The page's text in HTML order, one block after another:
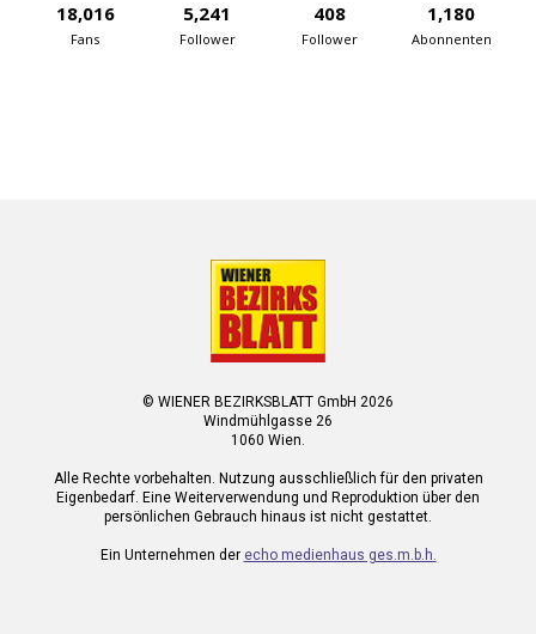
18,016
Fans
5,241
Follower
408
Follower
1,180
Abonnenten
© WIENER BEZIRKSBLATT GmbH 2026
Windmühlgasse 26
1060 Wien.
Alle Rechte vorbehalten. Nutzung ausschließlich für den privaten
Eigenbedarf. Eine Weiterverwendung und Reproduktion über den
persönlichen Gebrauch hinaus ist nicht gestattet.
Ein Unternehmen der echo medienhaus ges.m.b.h.